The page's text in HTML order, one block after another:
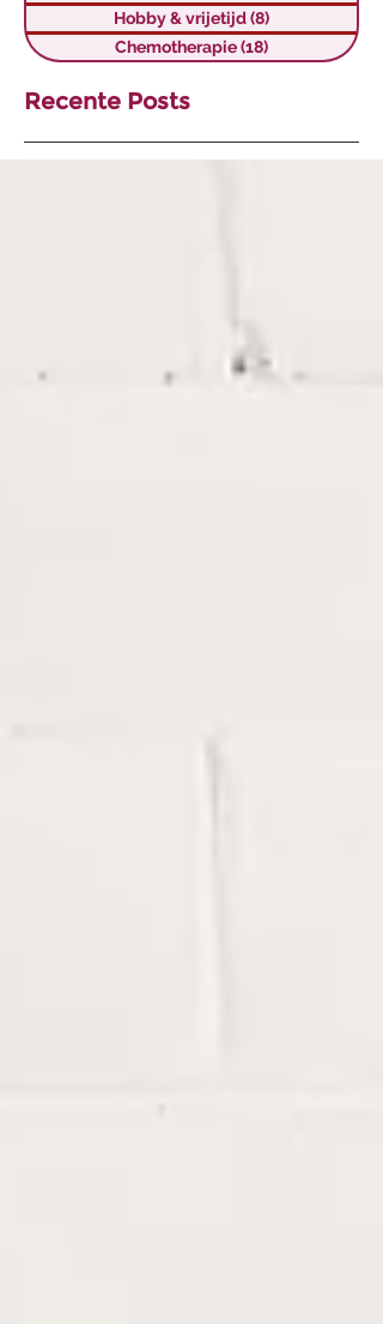
Hobby & vrijetijd(8)
Chemotherapie(18)
Recente Posts